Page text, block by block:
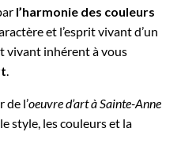
l’harmonie des couleurs
et l’esprit vivant d’un
vivant inhérent à vous
.
de l’oeuvre d’art àSainte-Anne
style, les couleurs et la